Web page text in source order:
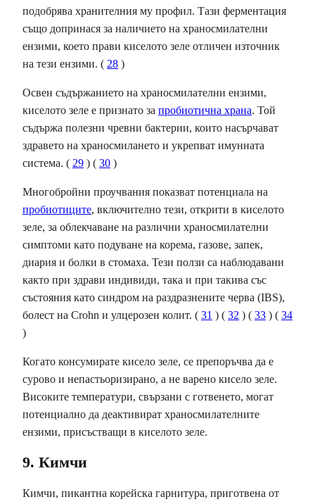
подобрява хранителния му профил. Тази ферментация
също допринася за наличието на храносмилателни
ензими, което прави киселото зеле отличен източник
на тези ензими. ( 28 )
Освен съдържанието на храносмилателни ензими,
киселото зеле е признато за пробиотична храна. Той
съдържа полезни чревни бактерии, които насърчават
здравето на храносмилането и укрепват имунната
система. ( 29 ) ( 30 )
Многобройни проучвания показват потенциала на
пробиотиците, включително тези, открити в киселото
зеле, за облекчаване на различни храносмилателни
симптоми като подуване на корема, газове, запек,
диария и болки в стомаха. Тези ползи са наблюдавани
както при здрави индивиди, така и при такива със
състояния като синдром на раздразнените черва (IBS),
болест на Crohn и улцерозен колит. ( 31 ) ( 32 ) ( 33 ) ( 34
)
Когато консумирате кисело зеле, се препоръчва да е
сурово и непастьоризирано, а не варено кисело зеле.
Високите температури, свързани с готвенето, могат
потенциално да деактивират храносмилателните
ензими, присъстващи в киселото зеле.
9. Кимчи
Кимчи, пикантна корейска гарнитура, приготвена от